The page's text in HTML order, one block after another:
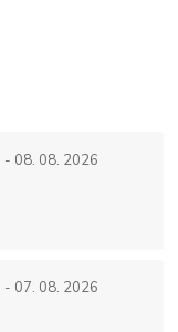
- 08. 08. 2026
- 07. 08. 2026